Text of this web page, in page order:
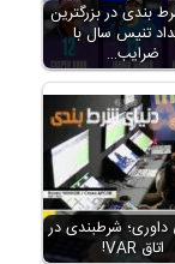
بندی در بزرگترین
تنیس سال با
ضرایب…
داوری؛ شرطبندی در
اتاق VAR!